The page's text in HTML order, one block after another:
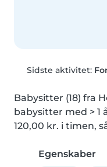
Sidste aktivitet:
Babysitter (18) fra
babysitter med >
120,00 kr. i timen,
Egenskaber